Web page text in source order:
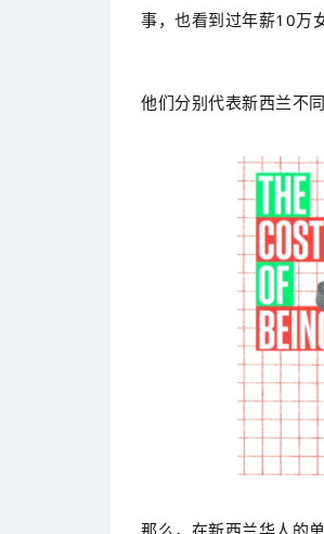
事，也看到过年薪10万
他们分别代表新西兰不
那么，在新西兰华人的